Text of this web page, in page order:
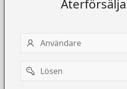
Användare
Password